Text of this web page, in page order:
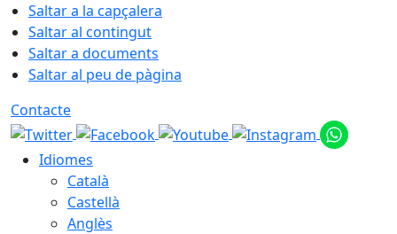
Saltar a la capçalera
Saltar al contingut
Saltar a documents
Saltar al peu de pàgina
Contacte
Idiomes
Català
Castellà
Anglès